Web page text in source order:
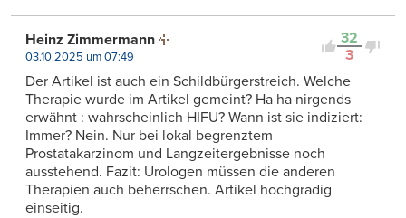
32
3
Heinz Zimmermann
03.10.2025 um 07:49
Der Artikel ist auch ein Schildbürgerstreich. Welche
Therapie wurde im Artikel gemeint? Ha ha nirgends
erwähnt : wahrscheinlich HIFU? Wann ist sie indiziert:
Immer? Nein. Nur bei lokal begrenztem
Prostatakarzinom und Langzeitergebnisse noch
ausstehend. Fazit: Urologen müssen die anderen
Therapien auch beherrschen. Artikel hochgradig
einseitig.